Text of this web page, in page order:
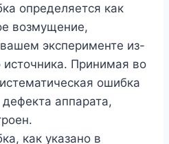
определяется как
возмущение,
эксперименте из-
источника. Принимая во
ошибка
дефекта аппарата,
как указано в